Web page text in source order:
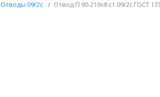
Отводы 09г2с / Отвод П 90-219х8 ст.09г2с ГОСТ